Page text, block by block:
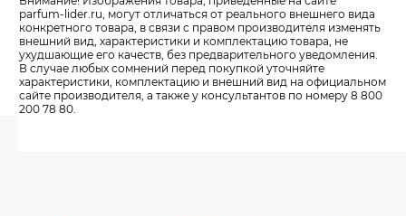
parfum-lider.ru, могут отличаться от реального внешнего вида
конкретного товара, в связи с правом производителя изменять
внешний вид, характеристики и комплектацию товара, не
ухудшающие его качеств, без предварительного уведомления.
В случае любых сомнений перед покупкой уточняйте
характеристики, комплектацию и внешний вид на официальном
сайте производителя, а также у консультантов по номеру 8 800
200 78 80.